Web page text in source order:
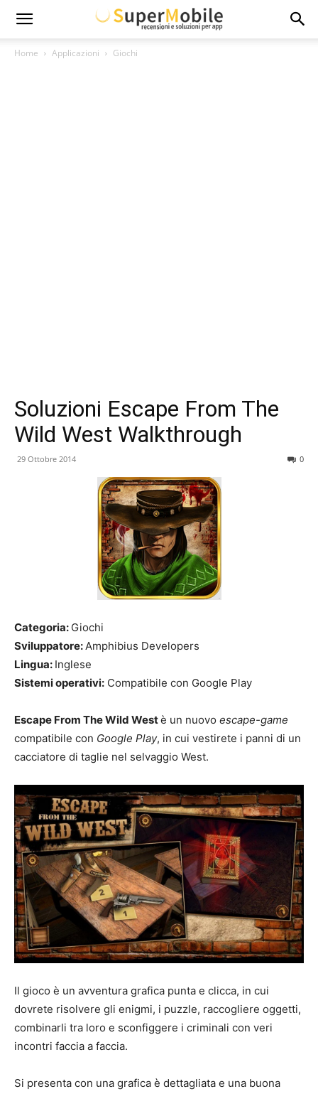
Super
Home Applicazioni Giochi
Soluzioni Escape From The
Wild West Walkthrough
29 Ottobre 2014 0
Categoria: Giochi
Sviluppatore:Amphibius Developers
Lingua: Inglese
Sistemi operativi: Compatibile con Google Play
Escape From The Wild Westè un nuovo escape-game
compatibile con Google Play, in cui vestirete i panni di un
cacciatore di taglie nel selvaggio West.
Il gioco è un avventura grafica punta e clicca, in cui
dovrete risolvere gli enigmi, i puzzle, raccogliere oggetti,
combinarli tra loro e sconfiggere i criminali con veri
incontri faccia a faccia.
Si presenta con una grafica è dettagliata e una buona